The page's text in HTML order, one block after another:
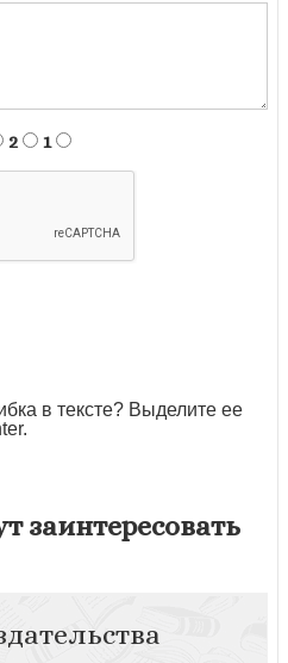
2 1
в тексте? Выделите ее
заинтересовать